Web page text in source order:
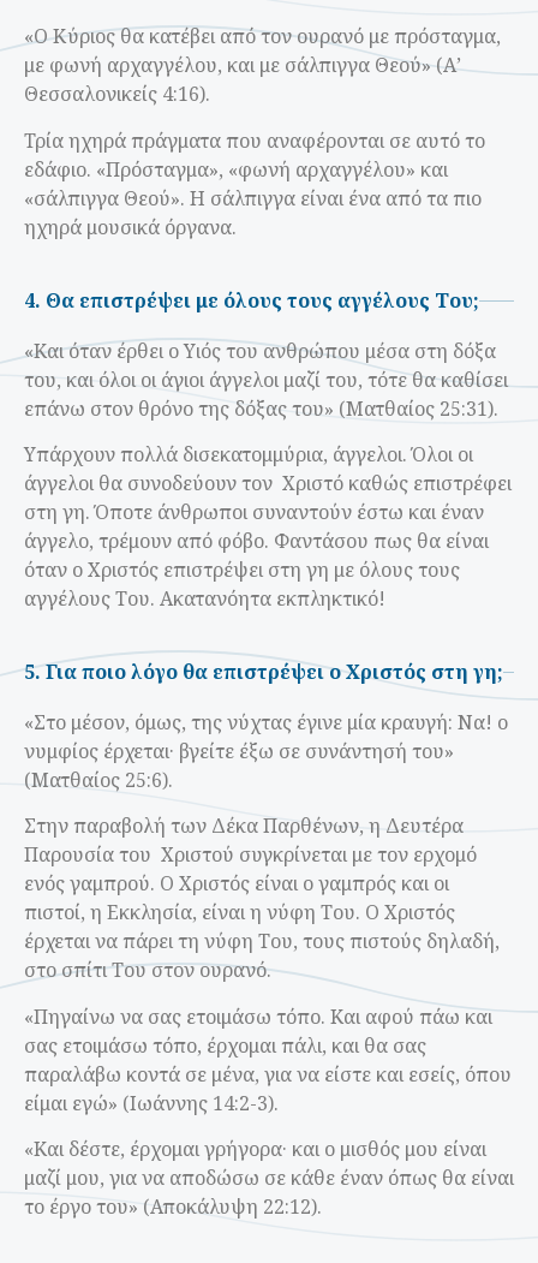
«Ο Κύριος θα κατέβει από τον ουρανό με πρόσταγμα,
με φωνή αρχαγγέλου, και με σάλπιγγα Θεού» (Α’
Θεσσαλονικείς 4:16).
Τρία ηχηρά πράγματα που αναφέρονται σε αυτό το
εδάφιο. «Πρόσταγμα», «φωνή αρχαγγέλου» και
«σάλπιγγα Θεού». Η σάλπιγγα είναι ένα από τα πιο
ηχηρά μουσικά όργανα.
4. Θα επιστρέψει με όλους τους αγγέλους Του;
«Kαι όταν έρθει ο Yιός του ανθρώπου μέσα στη δόξα
του, και όλοι οι άγιοι άγγελοι μαζί του, τότε θα καθίσει
επάνω στον θρόνο της δόξας του» (Ματθαίος 25:31).
Υπάρχουν πολλά δισεκατομμύρια, άγγελοι. Όλοι οι
άγγελοι θα συνοδεύουν τον Χριστό καθώς επιστρέφει
στη γη. Όποτε άνθρωποι συναντούν έστω και έναν
άγγελο, τρέμουν από φόβο. Φαντάσου πως θα είναι
όταν ο Χριστός επιστρέψει στη γη με όλους τους
αγγέλους Του. Ακατανόητα εκπληκτικό!
5. Για ποιο λόγο θα επιστρέψει ο Χριστός στη γη;
«Στο μέσον, όμως, της νύχτας έγινε μία κραυγή: Να! ο
νυμφίος έρχεται· βγείτε έξω σε συνάντησή του»
(Ματθαίος 25:6).
Στην παραβολή των Δέκα Παρθένων, η Δευτέρα
Παρουσία του Χριστού συγκρίνεται με τον ερχομό
ενός γαμπρού. Ο Χριστός είναι ο γαμπρός και οι
πιστοί, η Εκκλησία, είναι η νύφη Του. Ο Χριστός
έρχεται να πάρει τη νύφη Του, τους πιστούς δηλαδή,
στο σπίτι Του στον ουρανό.
«Πηγαίνω να σας ετοιμάσω τόπο. Kαι αφού πάω και
σας ετοιμάσω τόπο, έρχομαι πάλι, και θα σας
παραλάβω κοντά σε μένα, για να είστε και εσείς, όπου
είμαι εγώ» (Ιωάννης 14:2-3).
«Kαι δέστε, έρχομαι γρήγορα· και ο μισθός μου είναι
μαζί μου, για να αποδώσω σε κάθε έναν όπως θα είναι
το έργο του» (Αποκάλυψη 22:12).